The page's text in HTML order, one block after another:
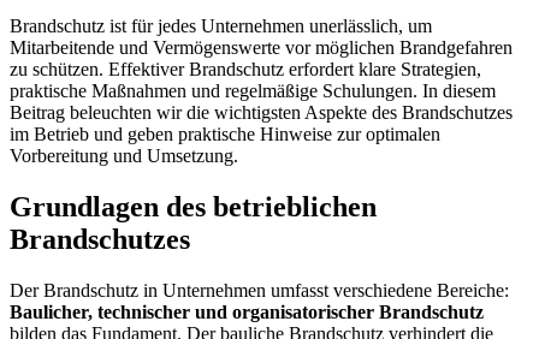
Brandschutz ist für jedes Unternehmen unerlässlich, um
Mitarbeitende und Vermögenswerte vor möglichen Brandgefahren
zu schützen. Effektiver Brandschutz erfordert klare Strategien,
praktische Maßnahmen und regelmäßige Schulungen. In diesem
Beitrag beleuchten wir die wichtigsten Aspekte des Brandschutzes
im Betrieb und geben praktische Hinweise zur optimalen
Vorbereitung und Umsetzung.
Grundlagen des betrieblichen
Brandschutzes
Der Brandschutz in Unternehmen umfasst verschiedene Bereiche:
Baulicher, technischer und organisatorischer Brandschutz
bilden das Fundament. Der bauliche Brandschutz verhindert die